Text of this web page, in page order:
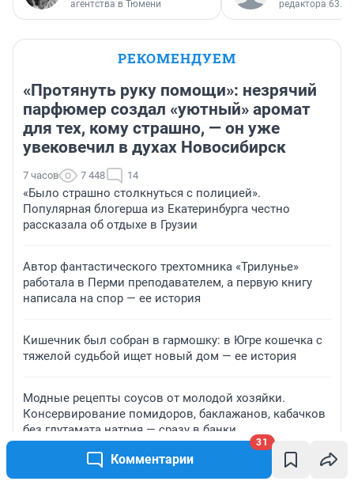
Комментарии
31
агентства в Тюмени
редактора 63.RU
РЕКОМЕНДУЕМ
«Протянуть руку помощи»: незрячий
парфюмер создал «уютный» аромат
для тех, кому страшно, — он уже
увековечил в духах Новосибирск
7 часов 7 448 14
«Было страшно столкнуться с полицией».
Популярная блогерша из Екатеринбурга честно
рассказала об отдыхе в Грузии
Автор фантастического трехтомника «Трилунье»
работала в Перми преподавателем, а первую книгу
написала на спор — ее история
Кишечник был собран в гармошку: в Югре кошечка с
тяжелой судьбой ищет новый дом — ее история
Модные рецепты соусов от молодой хозяйки.
Консервирование помидоров, баклажанов, кабачков
без глутамата натрия — сразу в банки